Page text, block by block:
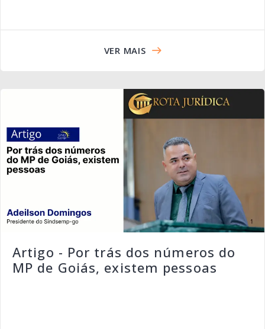
VER MAIS
Artigo - Por trás dos números do
MP de Goiás, existem pessoas